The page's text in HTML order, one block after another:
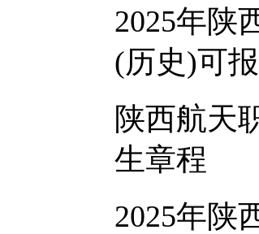
2025年陕
(历史)可
陕西航天
生章程
2025年陕